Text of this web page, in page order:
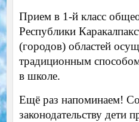
Прием в 1-й класс
Республики
(городов) областей
традиционным
в школе.
Ещё раз напоминаем!
законодательству дети